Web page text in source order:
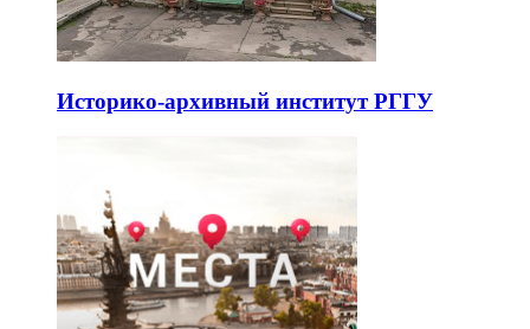
Историко-архивный институт РГГУ